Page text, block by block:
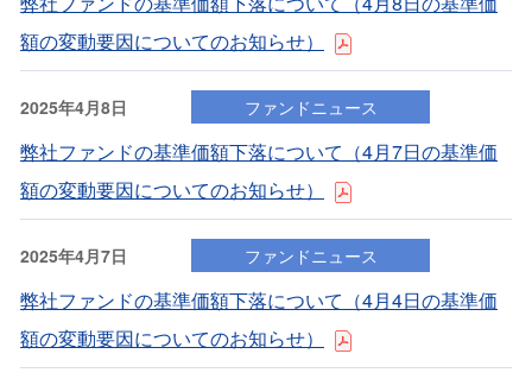
額の変動要因についてのお知らせ）
2025年4月8日 ファンドニュース
弊社ファンドの基準価額下落について（4⽉7⽇の基準価
額の変動要因についてのお知らせ）
2025年4月7日 ファンドニュース
弊社ファンドの基準価額下落について（4⽉4⽇の基準価
額の変動要因についてのお知らせ）